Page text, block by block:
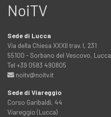
NoiTV
Sede di Lucca
Via della Chiesa XXXII trav. I, 231
55100 - Sorbano del Vescovo, Lucca
Tel +39 0583 490805
noitv@noitv.it
Sede di Viareggio
Corso Garibaldi, 44
Viareggio (Lucca)